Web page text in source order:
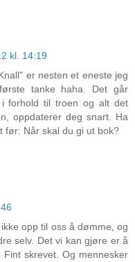
kl. 14:19
er nesten et eneste jeg
tanke haha. Det går
forhold til troen og alt det
oppdaterer deg snart. Ha
før: Når skal du gi ut bok?
opp til oss å dømme, og
selv. Det vi kan gjøre er å
skrevet. Og mennesker